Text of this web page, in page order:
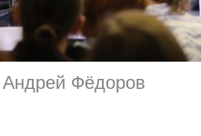
Фёдоров